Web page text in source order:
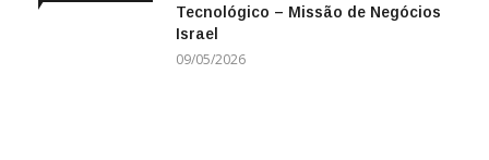
Tecnológico – Missão de Negócios
Israel
09/05/2026